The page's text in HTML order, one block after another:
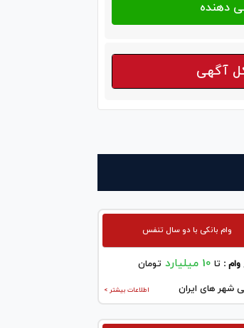
آگهی
وام بانکی با دو سال تنفس
وام :تا 10 میلیارد تومان
اطلاعات بیشتر > شهر های ایران